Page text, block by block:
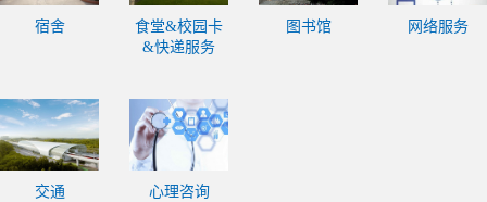
宿舍
食堂&校园卡
&快递服务
图书馆 网络服务
交通 心理咨询